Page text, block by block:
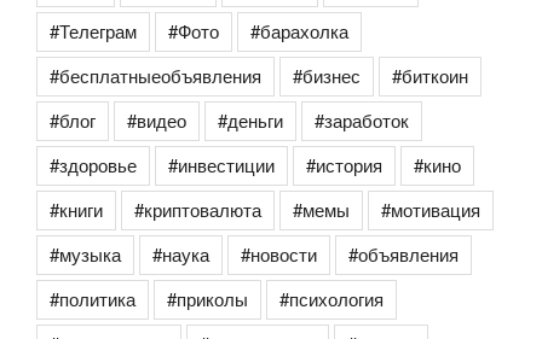
#Телеграм
#Фото
#барахолка
#бесплатныеобъявления
#бизнес
#биткоин
#блог
#видео #деньги
#заработок
#здоровье
#инвестиции #история
#кино
#книги
#криптовалюта #мемы
#мотивация
#музыка
#наука #новости
#объявления
#политика
#приколы
#психология